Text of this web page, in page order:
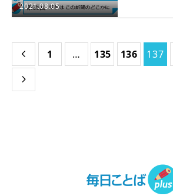
2021.08.05
 1 … 135 136 137
